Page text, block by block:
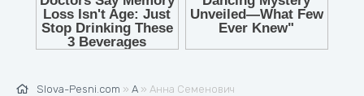
Slova-Pesni.com » А » Анна Семенович